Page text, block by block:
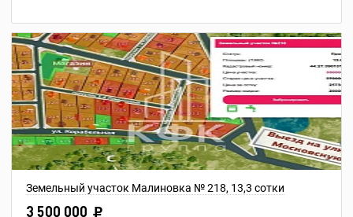
Земельный участок Малиновка № 218, 13,3 сотки
3 500 000